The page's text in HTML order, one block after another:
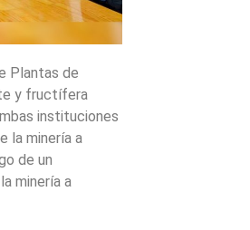
Plantas de
y fructífera
instituciones
la minería a
de un
minería a